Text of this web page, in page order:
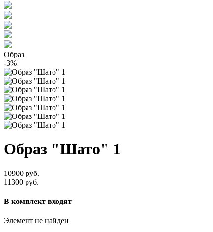
Образ
-3%
Образ "Шато" 1
10900 руб.
11300 руб.
В комплект входят
Элемент не найден